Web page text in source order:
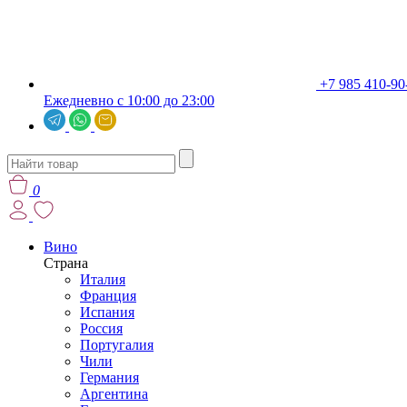
+7 985 410-
Ежедневно с 10:00 до 23:00
0
Вино
Страна
Италия
Франция
Испания
Россия
Португалия
Чили
Германия
Аргентина